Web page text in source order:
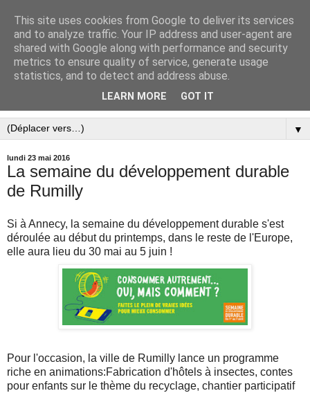
▼
lundi 23 mai 2016
La semaine du développement durable
de Rumilly
Si à Annecy, la semaine du développement durable s'est
déroulée au début du printemps, dans le reste de l'Europe,
elle aura lieu du 30 mai au 5 juin !
Pour l'occasion, la ville de Rumilly lance un programme
riche en animations:Fabrication d'hôtels à insectes, contes
pour enfants sur le thème du recyclage, chantier participatif
This site uses cookies from Google to deliver its services
and to analyze traffic. Your IP address and user-agent are
shared with Google along with performance and security
metrics to ensure quality of service, generate usage
statistics, and to detect and address abuse.
LEARN MORE GOT IT